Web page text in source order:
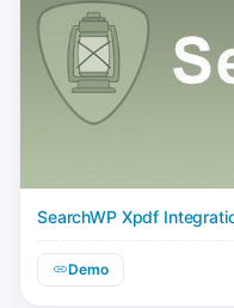
SearchWP Xpdf
Demo